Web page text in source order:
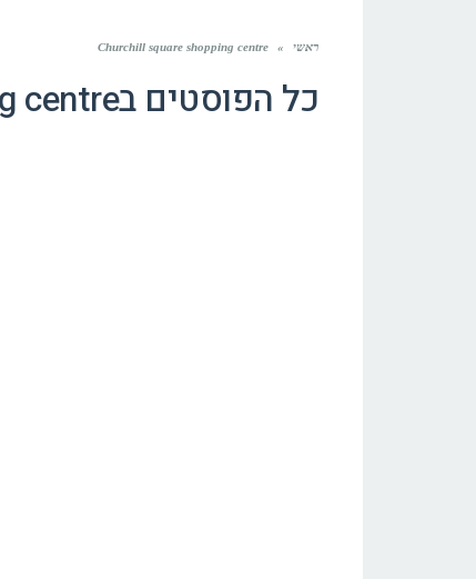
ראשי »
Churchill square shopping centre
כל הפוסטים בcentre